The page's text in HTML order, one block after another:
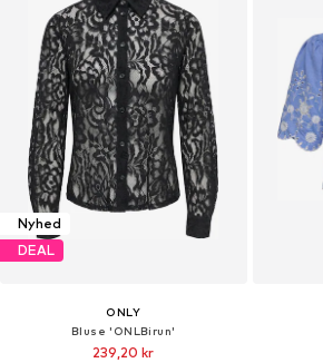
Nyhed
DEAL
ONLY
Bluse 'ONLBirun'
239,20 kr